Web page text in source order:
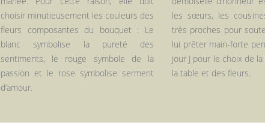
choisir minutieusement les couleurs des
fleurs composantes du bouquet : Le
blanc symbolise la pureté des
sentiments, le rouge symbole de la
passion et le rose symbolise serment
d’amour.
les sœurs, les
très proches pour
lui prêter main-forte
jour J pour le choix de
la table et des fleurs.